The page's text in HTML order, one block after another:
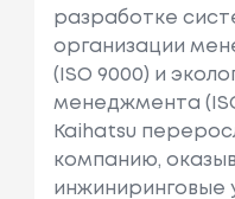
разработке
организации
(ISO 9000) и
менеджмента
Kaihatsu
компанию,
инжиниринговые